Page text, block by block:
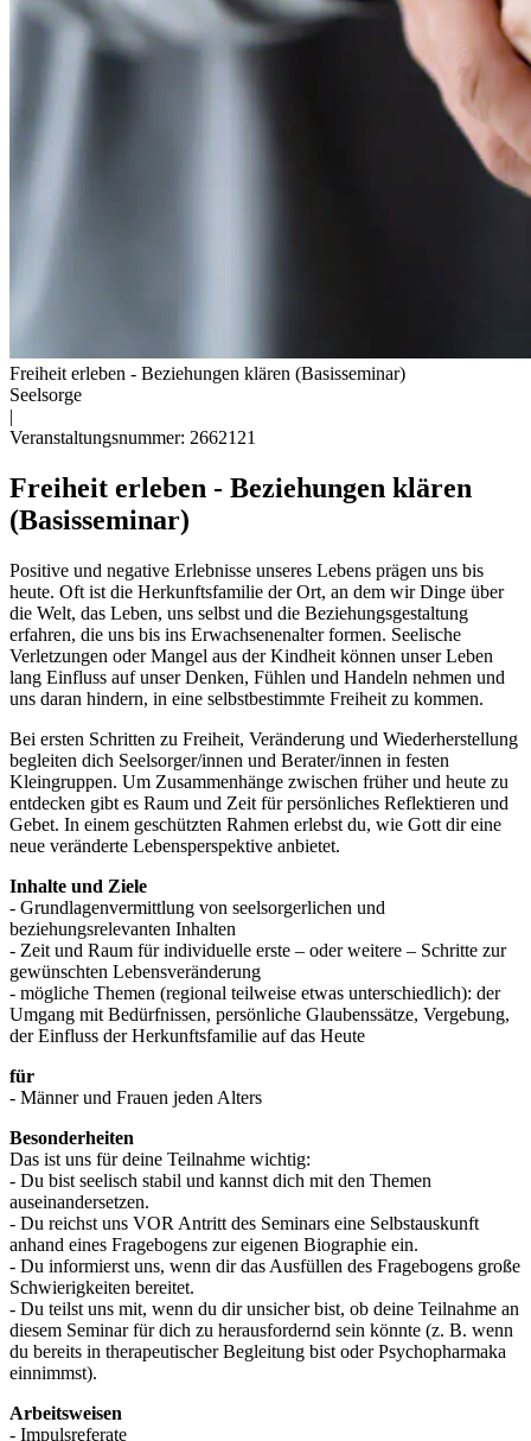
Freiheit erleben - Beziehungen klären (Basisseminar)
Seelsorge
|
Veranstaltungsnummer: 2662121
Freiheit erleben - Beziehungen klären
(Basisseminar)
Positive und negative Erlebnisse unseres Lebens prägen uns bis
heute. Oft ist die Herkunftsfamilie der Ort, an dem wir Dinge über
die Welt, das Leben, uns selbst und die Beziehungsgestaltung
erfahren, die uns bis ins Erwachsenenalter formen. Seelische
Verletzungen oder Mangel aus der Kindheit können unser Leben
lang Einfluss auf unser Denken, Fühlen und Handeln nehmen und
uns daran hindern, in eine selbstbestimmte Freiheit zu kommen.
Bei ersten Schritten zu Freiheit, Veränderung und Wiederherstellung
begleiten dich Seelsorger/innen und Berater/innen in festen
Kleingruppen. Um Zusammenhänge zwischen früher und heute zu
entdecken gibt es Raum und Zeit für persönliches Reflektieren und
Gebet. In einem geschützten Rahmen erlebst du, wie Gott dir eine
neue veränderte Lebensperspektive anbietet.
Inhalte und Ziele
- Grundlagenvermittlung von seelsorgerlichen und
beziehungsrelevanten Inhalten
- Zeit und Raum für individuelle erste – oder weitere – Schritte zur
gewünschten Lebensveränderung
- mögliche Themen (regional teilweise etwas unterschiedlich): der
Umgang mit Bedürfnissen, persönliche Glaubenssätze, Vergebung,
der Einfluss der Herkunftsfamilie auf das Heute
für
- Männer und Frauen jeden Alters
Besonderheiten
Das ist uns für deine Teilnahme wichtig:
- Du bist seelisch stabil und kannst dich mit den Themen
auseinandersetzen.
- Du reichst uns VOR Antritt des Seminars eine Selbstauskunft
anhand eines Fragebogens zur eigenen Biographie ein.
- Du informierst uns, wenn dir das Ausfüllen des Fragebogens große
Schwierigkeiten bereitet.
- Du teilst uns mit, wenn du dir unsicher bist, ob deine Teilnahme an
diesem Seminar für dich zu herausfordernd sein könnte (z. B. wenn
du bereits in therapeutischer Begleitung bist oder Psychopharmaka
einnimmst).
Arbeitsweisen
- Impulsreferate